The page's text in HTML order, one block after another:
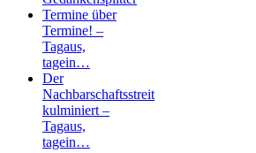
Termine über
Termine! –
Tagaus,
tagein…
Der
Nachbarschaftsstreit
kulminiert –
Tagaus,
tagein…